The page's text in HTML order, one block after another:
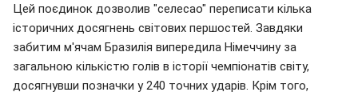
Цей поєдинок дозволив "селесао" переписати кілька
історичних досягнень світових першостей. Завдяки
забитим м'ячам Бразилія випередила Німеччину за
загальною кількістю голів в історії чемпіонатів світу,
досягнувши позначки у 240 точних ударів. Крім того,